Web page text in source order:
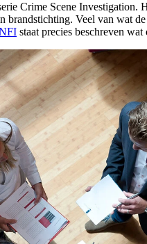
Crime Scene Investigation.
brandstichting. Veel van wat
staat precies beschreven